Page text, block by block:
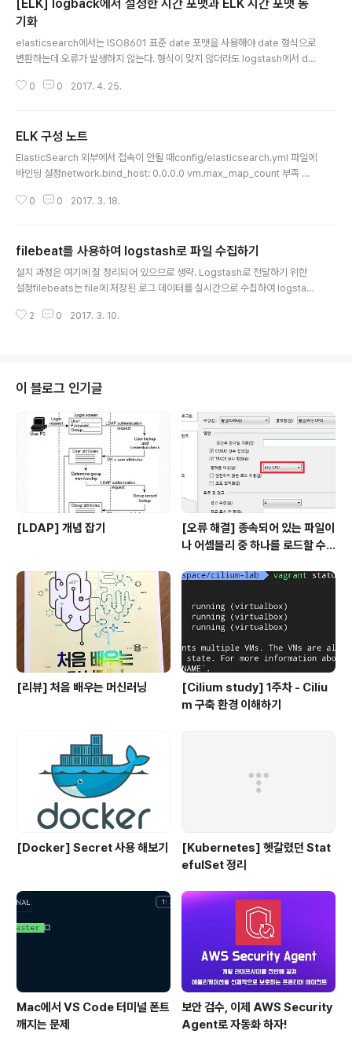
agunn:search-guard-5:5.5.0-14버전은 아래 버전표
참고tools 디렉토리로 이동$ cd /plugins/search-gu
ard-/toolsinstall_demo_configuration.sh 실행$ ./i
nstall_demo_configuration.sh실행권한이 없는 경우
c..
[ELK] logback에서 설정한 시간 포맷과 ELK 시간 포맷 동
기화
elasticsearch에서는 ISO8601 표준 date 포맷을 사용해야 date 형식으로
변환하는데 오류가 발생하지 않는다. 형식이 맞지 않더라도 logstash에서 dat
로 통일했다. 또한 타임존은 기본 UTC를 사용하고 Kibana에서 타임존을 설정
g/debug.log Log/debug-%d{yyyy-MM-dd}.%i.txt 100MB 60 10G
B %d{ISO8601} %level %msg %n 가장 하단의 encoder 태그 부분에 %
d{ISO..
0 0 2017. 4. 25.
ELK 구성 노트
ElasticSearch 외부에서 접속이 안될 때config/elasticsearch.yml 파일에
바인딩 설정network.bind_host: 0.0.0.0 vm.max_map_count 부족 오
unt [65530] is too low, increase to at least [262144] 설정되어 있는
파일로 설정$ vi /etc/sysctl.conf$ sysctl -pelasticsearch 홈페이지 참
고 logstash..
0 0 2017. 3. 18.
filebeat를 사용하여 logstash로 파일 수집하기
설치 과정은 여기에 잘 정리되어 있으므로 생략. Logstash로 전달하기 위한
설정filebeats는 file에 저장된 로그 데이터를 실시간으로 수집하여 logstash
ebeat.yml 설정기본적으로 설정되어 있는 elastic 부분을 모두 주석 처리하
al protocol and basi..
2 0 2017. 3. 10.
이 블로그 인기글
[LDAP] 개념 잡기
[오류 해결] 종속되어 있는 파일이
나 어셈블리 중 하나를 로드할 수
[리뷰] 처음 배우는 머신러닝
[Cilium study] 1주차 - Ciliu
m 구축 환경 이해하기
[Docker] Secret 사용 해보기
[Kubernetes] 헷갈렸던 Stat
efulSet 정리
Mac에서 VS Code 터미널 폰트
깨지는 문제
보안 검수, 이제 AWS Security
Agent로 자동화 하자!